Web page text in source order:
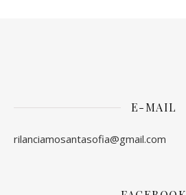
E-MAIL
rilanciamosantasofia@gmail.com